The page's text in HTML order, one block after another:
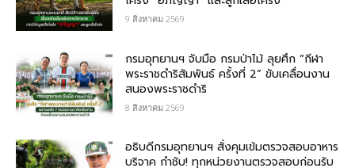
9 สิงหาคม 2569
กรมอุทยานฯ จับมือ กรมป่าไม้ ลุยศึก “กีฬา
พระราชดำริสัมพันธ์ ครั้งที่ 2” ขับเคลื่อนงาน
สนองพระราชดำริ
8 สิงหาคม 2569
อธิบดีกรมอุทยานฯ สั่งคุมเข้มตรวจสอบอาหาร
บริจาค​ กำชับ! ทุกหน่วยงานตรวจสอบก่อนรับ